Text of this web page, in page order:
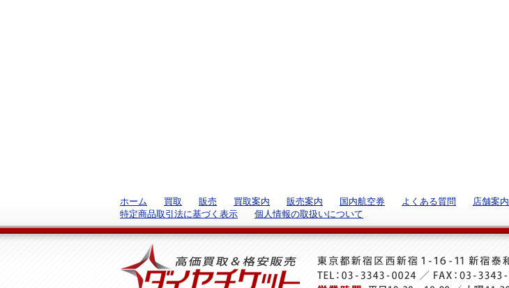
ホーム 買取 販売 買取案内 販売案内 国内航空券 よくある質問 店舗案内
特定商品取引法に基づく表示
個人情報の取扱いについて